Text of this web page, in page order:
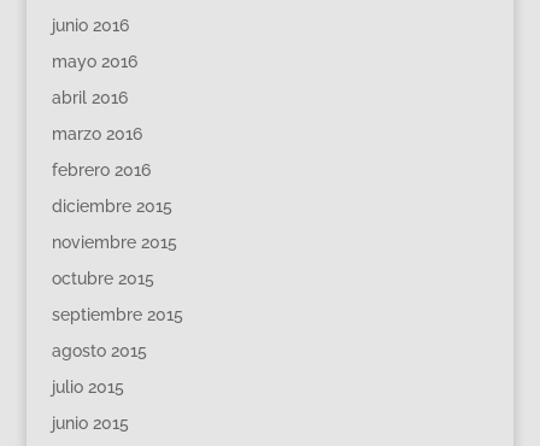
junio 2016
mayo 2016
abril 2016
marzo 2016
febrero 2016
diciembre 2015
noviembre 2015
octubre 2015
septiembre 2015
agosto 2015
julio 2015
junio 2015